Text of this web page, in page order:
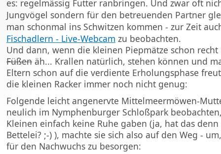
es: regelmässig Futter ranbringen. Und zwar oft
Jungvögel sondern für den betreuenden Partner
man schonmal ins Schwitzen kommen - zur Zeit
Fischadlern - Live-Webcam zu beobachten.
Und dann, wenn die kleinen Piepmätze schon
Füßen äh... Krallen natürlich, stehen können und
Eltern schon auf die verdiente Erholungsphase
die kleinen Racker immer noch nicht genug:
Folgende leicht angenervte Mittelmeermöwen-
neulich im Nymphenburger Schloßpark
Kleinen einfach keine Ruhe gaben (ja, hat das
Bettelei? ;-) ), machte sie sich also auf den Weg -
für den Nachwuchs zu besorgen: